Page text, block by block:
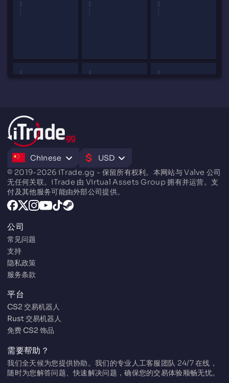
Chinese
USD
© 2019-2026 iTrade.gg - 保留所有权利。本网站与 Valve 公司
无任何关联。iTrade 由 Virtual Assets Group 拥有并运营。支
付及其他服务可能由外部公司提供。
需要帮助？
我们全天候为您提供协助。我们的专业人工客服团队 24/7 在线，
随时为您解答问题、快速解决问题，确保您的交易体验顺畅无忧。
公司
常见问题
支持
隐私政策
服务条款
平台
CS2 交易机器人
Rust 交易机器人
免费 CS2 饰品